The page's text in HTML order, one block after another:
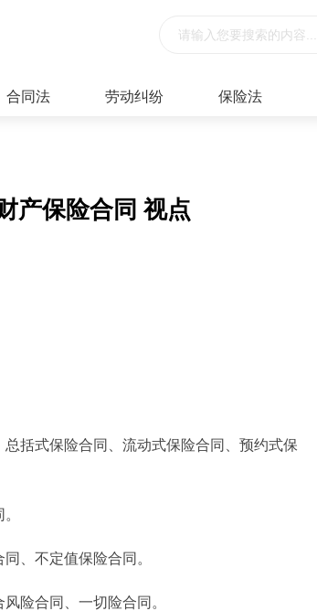
合同法 劳动纠纷 保险法
产保险合同 视点
括式保险合同、流动式保险合同、预约式保
、不定值保险合同。
险合同、一切险合同。